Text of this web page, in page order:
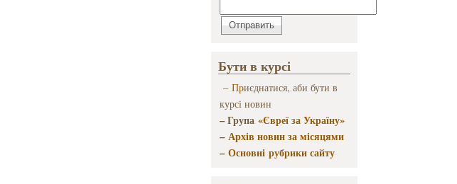
Бути в курсі
– Приєднатися, аби бути в
курсі новин
– Група «Євреї за Україну»
–Архів новин за місяцями
–Основні рубрики сайту